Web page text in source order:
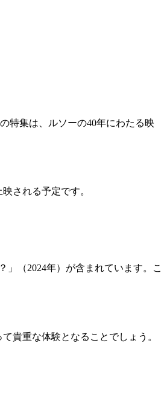
特集は、ルソーの40年にわたる映
される予定です。
」（2024年）が含まれています。こ
貴重な体験となることでしょう。